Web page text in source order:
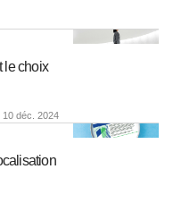
le choix
10 déc. 2024